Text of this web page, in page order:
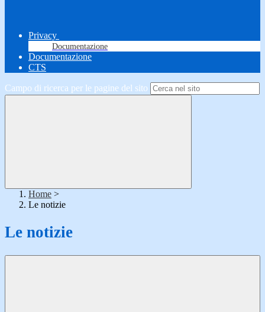
Privacy
Documentazione
Documentazione
CTS
Campo di ricerca per le pagine del sito
Home >
Le notizie
Le notizie